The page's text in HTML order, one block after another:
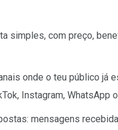
simples, com preço,
onde o teu público já
Instagram, WhatsApp
mensagens